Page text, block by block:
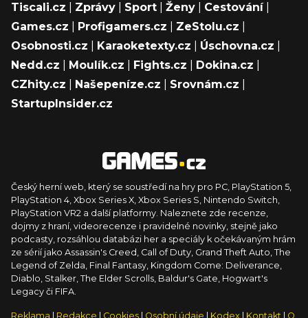
Tiscali.cz Zprávy Sport Ženy Cestování|
Games.cz
Profigamers.cz ZeStolu.cz
Osobnosti.cz
Karaoketexty.cz Úschovna.cz
Nedd.cz
Moulík.cz Fights.cz Dokina.cz
CZhity.cz
Našepeníze.cz Srovnám.cz
StartupInsider.cz
Český herní web, který se soustředí na hry pro PC, PlayStation 5,
PlayStation 4, Xbox Series X, Xbox Series S, Nintendo Switch,
PlayStation VR2 a další platformy. Naleznete zde recenze,
dojmy z hraní, videorecenze i pravidelné novinky, stejně jako
podcasty, rozsáhlou databázi her a speciály k očekávaným hrám
ze sérií jako Assassin's Creed, Call of Duty, Grand Theft Auto, The
Legend of Zelda, Final Fantasy, Kingdom Come: Deliverance,
Diablo, Stalker, The Elder Scrolls, Baldur's Gate, Hogwart's
Legacy či FIFA.
Reklama Redakce Cookies Osobní údaje Kodex Kontakt O